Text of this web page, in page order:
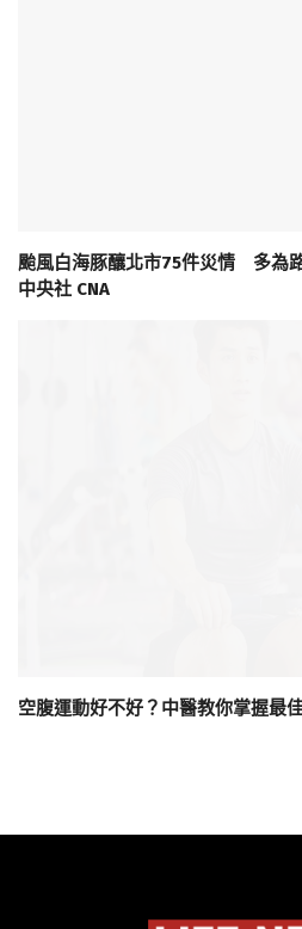
颱風白海豚釀北市75件災情 多為
中央社 CNA
空腹運動好不好？中醫教你掌握最